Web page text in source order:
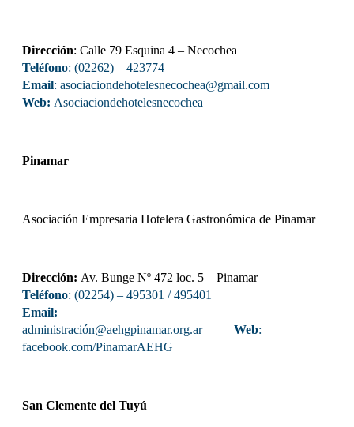
Dirección: Calle 79 Esquina 4 – Necochea
Teléfono: (02262) – 423774
Email: asociaciondehotelesnecochea@gmail.com
Web: Asociaciondehotelesnecochea
Pinamar
Asociación Empresaria Hotelera Gastronómica de Pinamar
Dirección: Av. Bunge Nº 472 loc. 5 – Pinamar
Teléfono: (02254) – 495301 / 495401
Email:
administración@aehgpinamar.org.ar Web:
facebook.com/PinamarAEHG
San Clemente del Tuyú